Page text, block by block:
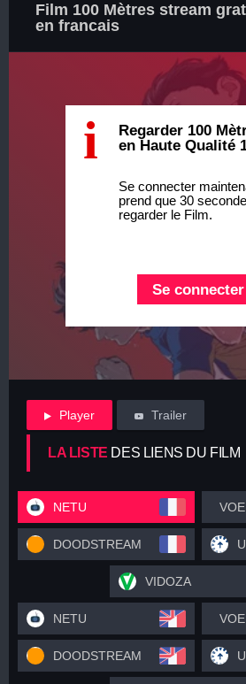
Film 100 Mètres stream
en francais
i
Regarder 100
en Haute Qualité
Se connecter
prend que 30
regarder le Film.
Se connecter
Player Trailer
LA LISTE DES LIENS DU FILM
NETU VOE
DOODSTREAM
VIDOZA
NETU VOE
DOODSTREAM